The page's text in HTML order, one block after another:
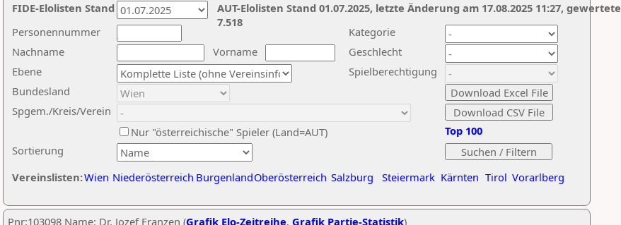
Nachname
Vorname
Ebene
Kategorie
Sortierung
Personennummer
Bundesland
Spgem./Kreis/Verein
Geschlecht
Nur "österreichische" Spieler (Land=AUT)
Spielberechtigung
Vereinslisten:Wien Niederösterreich BurgenlandOberösterreich Salzburg Steiermark Kärnten Tirol Vorarlberg
Top 100
AUT-Elolisten Stand 01.07.2025, letzte Änderung am 17.08.2025 11:27,
7.518
FIDE-Elolisten Stand
Pnr:103098 Name: Dr. Jozef Franzen (Grafik Elo-Zeitreihe, Grafik Partie-Statistik)